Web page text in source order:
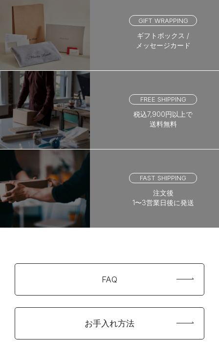
GIFT WRAPPING
ギフトボックス /
メッセージカード
FREE SHIPPING
税込7,900円以上で
送料無料
FAST SHIPPING
注文後
1〜3営業日後に発送
FAQ
お手入れ方法